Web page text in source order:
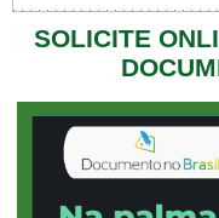
SOLICITE